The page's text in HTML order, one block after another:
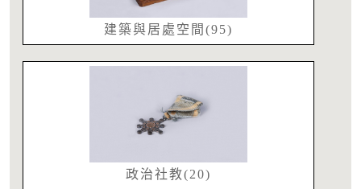
建築與居處空間(95)
政治社教(20)